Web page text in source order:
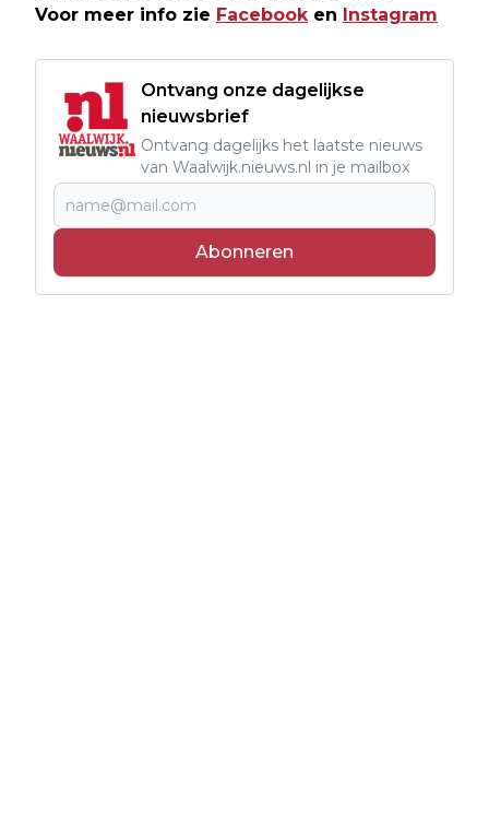
Voor meer info zie Facebooken Instagram
Ontvang onze dagelijkse
nieuwsbrief
Ontvang dagelijks het laatste nieuws
van Waalwijk.nieuws.nl in je mailbox
Abonneren